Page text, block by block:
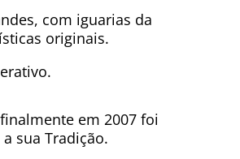
com iguarias da
originais.
em 2007 foi
sua Tradição.